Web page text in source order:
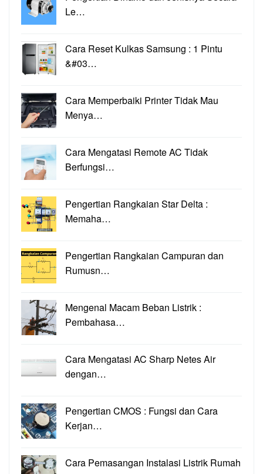
Le…
Cara Reset Kulkas Samsung : 1 Pintu
&#03…
Cara Memperbaiki Printer Tidak Mau
Menya…
Cara Mengatasi Remote AC Tidak
Berfungsi…
Pengertian Rangkaian Star Delta :
Memaha…
Pengertian Rangkaian Campuran dan
Rumusn…
Mengenal Macam Beban Listrik :
Pembahasa…
Cara Mengatasi AC Sharp Netes Air
dengan…
Pengertian CMOS : Fungsi dan Cara
Kerjan…
Cara Pemasangan Instalasi Listrik Rumah